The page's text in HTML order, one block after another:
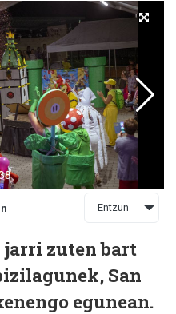
Entzun
zuten bart
San
egunean.